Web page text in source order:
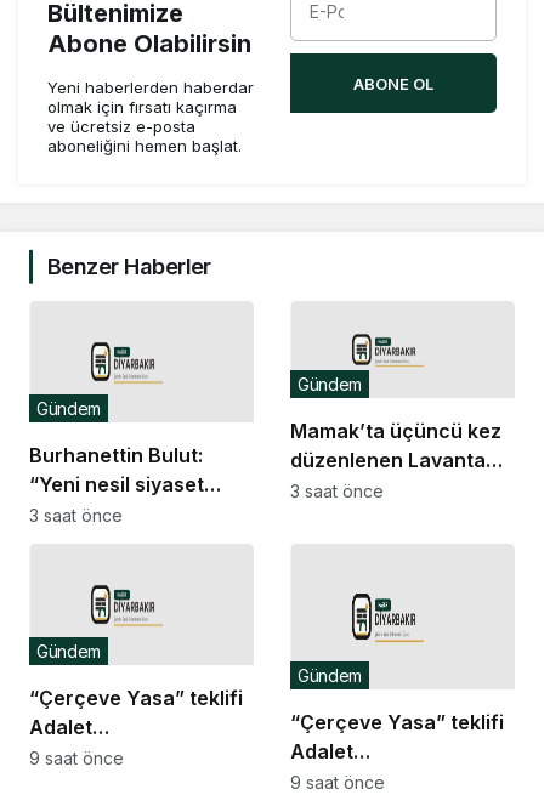
Bültenimize
Abone Olabilirsin
Yeni haberlerden haberdar
olmak için fırsatı kaçırma
ve ücretsiz e-posta
aboneliğini hemen başlat.
ABONE OL
Benzer Haberler
Burhanettin Bulut:
“Yeni nesil siyaset
vatandaşın her zaman
söz sahibi olduğu güçlü
Gündem
3 saat önce
Mamak’ta üçüncü kez
düzenlenen Lavanta
Şenliği renkli
Gündem
3 saat önce
“Çerçeve Yasa” teklifi
Adalet
Komisyonu’nda… İYİ
Gündem
9 saat önce
“Çerçeve Yasa” teklifi
Adalet
Komisyonu’nda… İYİ
Gündem
9 saat önce